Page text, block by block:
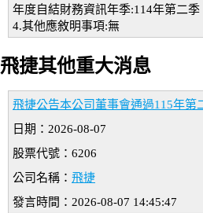
年度自結財務資訊年季:114年第二季
4.其他應敘明事項:無
飛捷其他重大消息
飛捷公告本公司董事會通過115年第
日期：2026-08-07
股票代號：6206
公司名稱： 飛捷
發言時間：2026-08-07 14:45:47